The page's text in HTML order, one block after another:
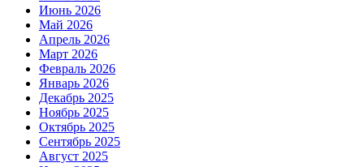
Июнь 2026
Май 2026
Апрель 2026
Март 2026
Февраль 2026
Январь 2026
Декабрь 2025
Ноябрь 2025
Октябрь 2025
Сентябрь 2025
Август 2025